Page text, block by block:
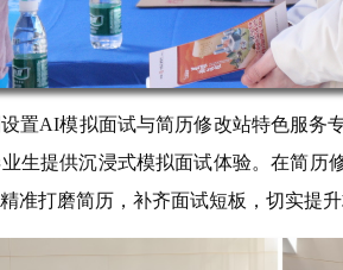
置AI模拟面试与简历修改站特色服务
生提供沉浸式模拟面试体验。在简历
准打磨简历，补齐面试短板，切实提升